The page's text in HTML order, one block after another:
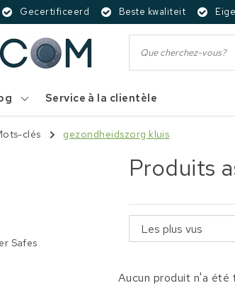
Gecertificeerd Beste kwaliteit
Service à la clientèle
clés gezondheidszorg kluis
Safes
Produits
Aucun produit n'a été